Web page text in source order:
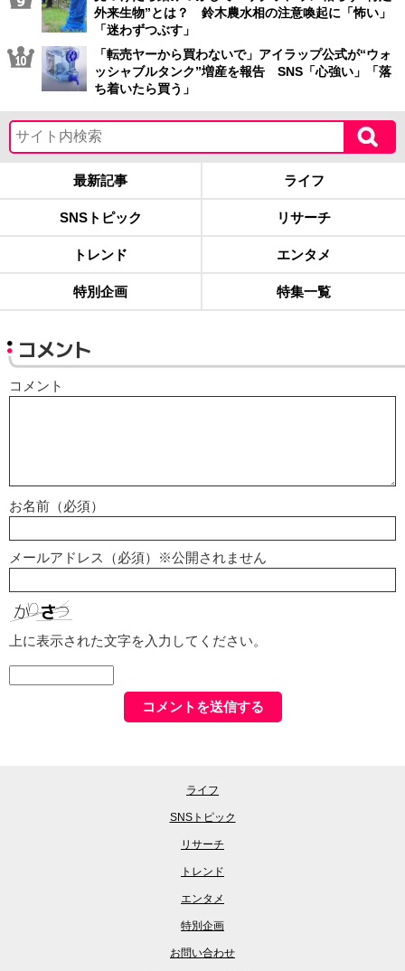
外来生物”とは？ 鈴木農水相の注意喚起に「怖い」
「迷わずつぶす」
「転売ヤーから買わないで」アイラップ公式が“ウォ
ッシャブルタンク”増産を報告 SNS「心強い」「落
ち着いたら買う」
最新記事 ライフ
SNSトピック リサーチ
トレンド エンタメ
特別企画 特集一覧
コメント
コメント
お名前（必須）
メールアドレス（必須）※公開されません
上に表示された文字を入力してください。
ライフ
SNSトピック
リサーチ
トレンド
エンタメ
特別企画
お問い合わせ